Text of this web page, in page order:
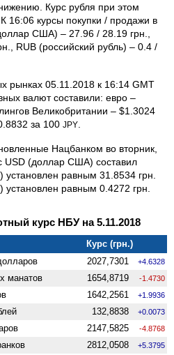
Курс рубля при этом
16:06 курсы покупки / продажи в
США) – 27.96 / 28.19 грн.,
RUB (российский рубль) – 0.4 /
рынках 05.11.2018 к 16:14 GMT
валют составили: евро –
Великобритании – $1.3024
за 100 JPY
Нацбанком во вторник,
USD (доллар США) составил
установлен равным 31.8534 грн.
установлен равным 0.4272 грн.
курс НБУ на 5.11.2018
Курс (грн.)
2027,7301 +4.6328
манатов 1654,8719 -1.4730
1642,2561 +1.9936
132,8838 +0.0073
2147,5825 -4.8768
2812,0508 +5.3795